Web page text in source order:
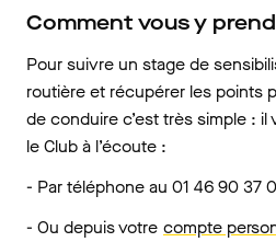
Comment vous y
Pour suivre un stage de
routière et récupérer les points
de conduire c’est très simple :
le Club à l’écoute :
- Par téléphone au 01 46 90 37
- Ou depuis votre compte